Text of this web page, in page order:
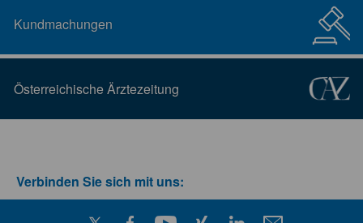
Kundmachungen
Österreichische Ärztezeitung
Verbinden Sie sich mit uns: